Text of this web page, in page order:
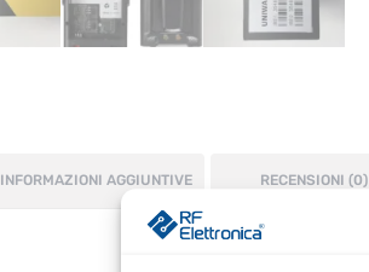
INFORMAZIONI AGGIUNTIVE RECENSIONI (0)